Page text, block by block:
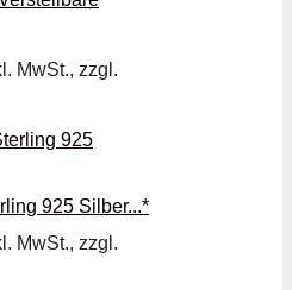
MwSt., zzgl.
925 Silber...*
MwSt., zzgl.